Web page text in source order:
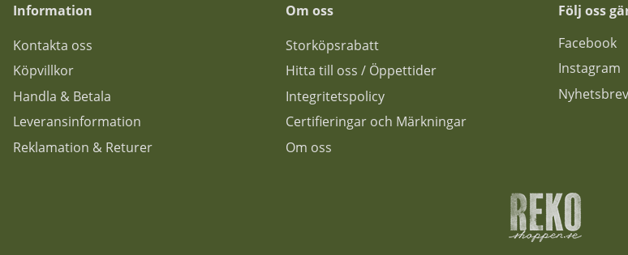
Information
Kontakta oss
Köpvillkor
Handla & Betala
Leveransinformation
Reklamation & Returer
Om oss
Storköpsrabatt
Hitta till oss / Öppettider
Integritetspolicy
Certifieringar och Märkningar
Om oss
Följ oss
Facebook
Instagram
Nyhetsbrev